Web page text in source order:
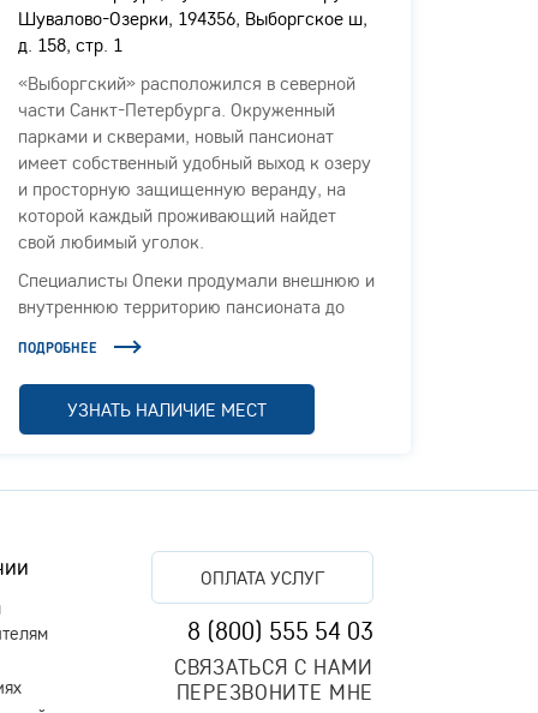
Шувалово-Озерки, 194356, Выборгское ш,
д. 158, стр. 1
«Выборгский» расположился в северной
части Санкт-Петербурга. Окруженный
парками и скверами, новый пансионат
имеет собственный удобный выход к озеру
и просторную защищенную веранду, на
которой каждый проживающий найдет
свой любимый уголок.
Специалисты Опеки продумали внешнюю и
внутреннюю территорию пансионата до
гостиных и холлах каждый гость чувствует
комфорт и безопасность.
Доброжелательное отношение персонала,
пригласили только лучших специалистов.
Эти люди любят свою работу, уважают
старость и успешно борются с болезнями,
дискомфортом и плохим настроением
ПОДРОБНЕЕ
УЗНАТЬ НАЛИЧИЕ МЕСТ
ОПЛАТА УСЛУГ
8 (800) 555 54 03
СВЯЗАТЬСЯ С НАМИ
ПЕРЕЗВОНИТЕ МНЕ